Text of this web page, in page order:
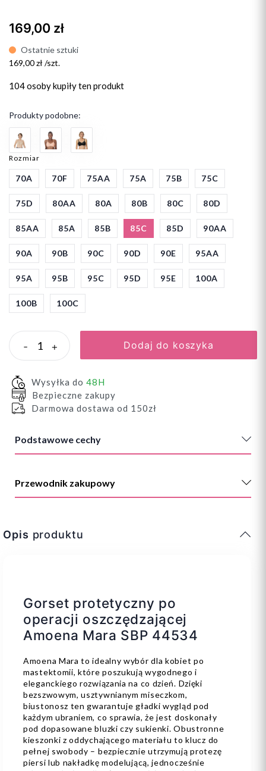
169,00 zł
Ostatnie sztuki
169,00 zł /szt.
104 osobykupiły ten produkt
Produkty podobne:
Rozmiar
70A 70F 75AA 75A 75B 75C
75D 80AA 80A 80B 80C 80D
85AA 85A 85B 85C 85D 90AA
90A 90B 90C 90D 90E 95AA
95A 95B 95C 95D 95E 100A
100B 100C
- + Dodaj do koszyka
Wysyłka do 48H
Bezpieczne zakupy
Darmowa dostawa od 150zł
Podstawowe cechy
Przewodnik zakupowy
Opis produktu
Gorset protetyczny po
operacji oszczędzającej
Amoena Mara SBP 44534
Amoena Mara to idealny wybór dla kobiet po
mastektomii, które poszukują wygodnego i
eleganckiego rozwiązania na co dzień. Dzięki
bezszwowym, usztywnianym miseczkom,
biustonosz ten gwarantuje gładki wygląd pod
każdym ubraniem, co sprawia, że jest doskonały
pod dopasowane bluzki czy sukienki. Obustronne
kieszonki z oddychającego materiału to klucz do
pełnej swobody – bezpiecznie utrzymują protezę
piersi lub nakładkę modelującą, jednocześnie